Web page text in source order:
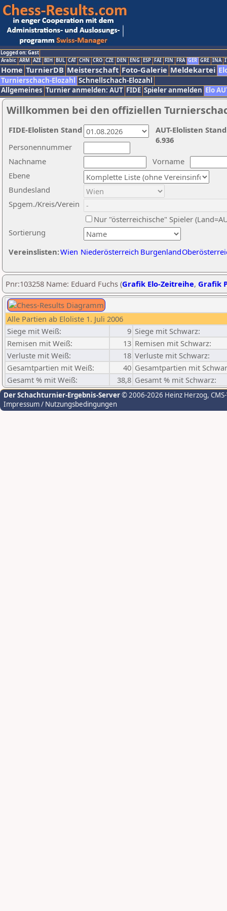
Logged on: Gast
Arabic ARM AZE BIH BUL CAT CHN CRO CZE DEN ENG ESP FAI FIN FRA GER GRE INA
Home TurnierDB Meisterschaft Foto-Galerie Meldekartei
Turnierschach-Elozahl Schnellschach-Elozahl
Allgemeines Turnier anmelden: AUT FIDE Spieler anmelden Elo
Willkommen bei den offiziellen
Nachname
Vorname
Ebene
Sortierung
Personennummer
Bundesland
Spgem./Kreis/Verein
Nur "österreichische" Spieler
Vereinslisten:Wien Niederösterreich Burgenland
AUT-Elolisten
6.936
FIDE-Elolisten Stand
Pnr:103258 Name: Eduard Fuchs (Grafik Elo-Zeitreihe, Grafik
Alle Partien ab Eloliste 1. Juli 2006
Siege mit Weiß:
9 Siege mit Schwarz:
Remisen mit Weiß:
13 Remisen mit Schwarz:
Verluste mit Weiß:
18 Verluste mit Schwarz:
Gesamtpartien mit Weiß:
40 Gesamtpartien mit
Gesamt % mit Weiß:
38,8 Gesamt % mit Schwarz:
Der Schachturnier-Ergebnis-Server© 2006-2026 Heinz Herzog,
Impressum / Nutzungsbedingungen